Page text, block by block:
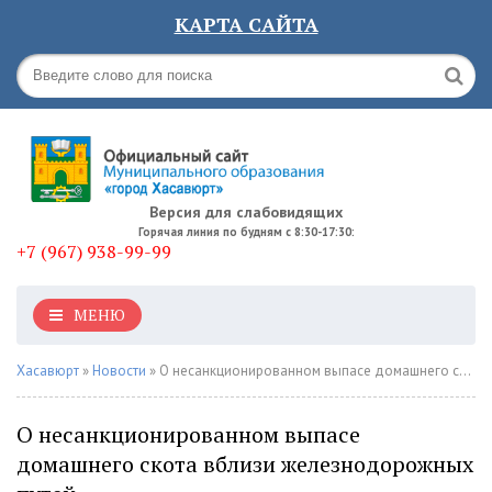
КАРТА САЙТА
Версия для слабовидящих
Горячая линия по будням с 8:30-17:30:
+7 (967) 938-99-99
МЕНЮ
Хасавюрт » Новости » О несанкционированном выпасе домашнего скота вблизи железнодорожных путей
О несанкционированном выпасе
домашнего скота вблизи железнодорожных